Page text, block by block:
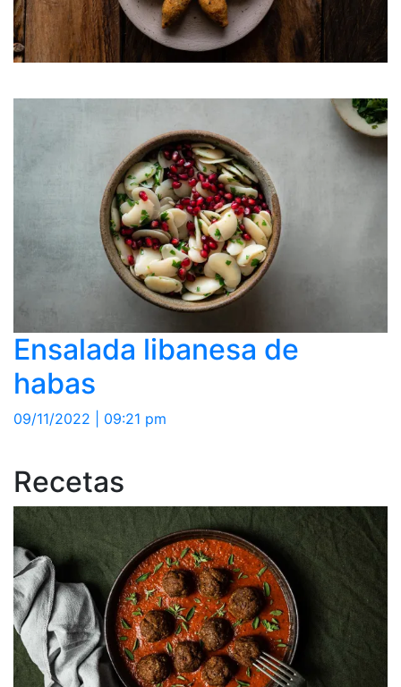
Ensalada libanesa de
habas
09/11/2022 | 09:21 pm
Recetas